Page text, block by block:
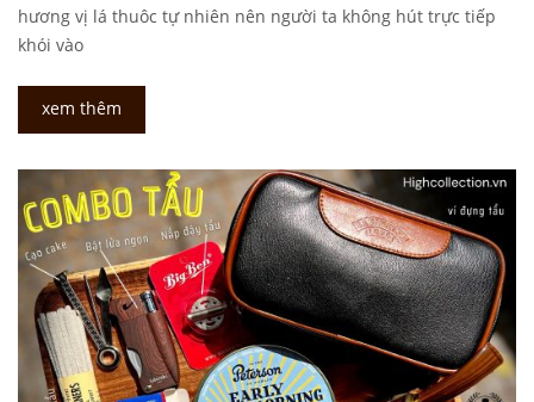
hương vị lá thuôc tự nhiên nên người ta không hút trực tiếp
khói vào
xem thêm